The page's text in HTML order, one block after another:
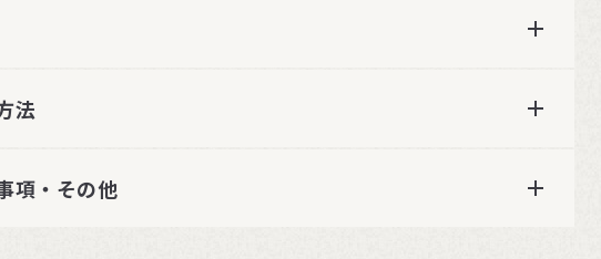
法
項・その他